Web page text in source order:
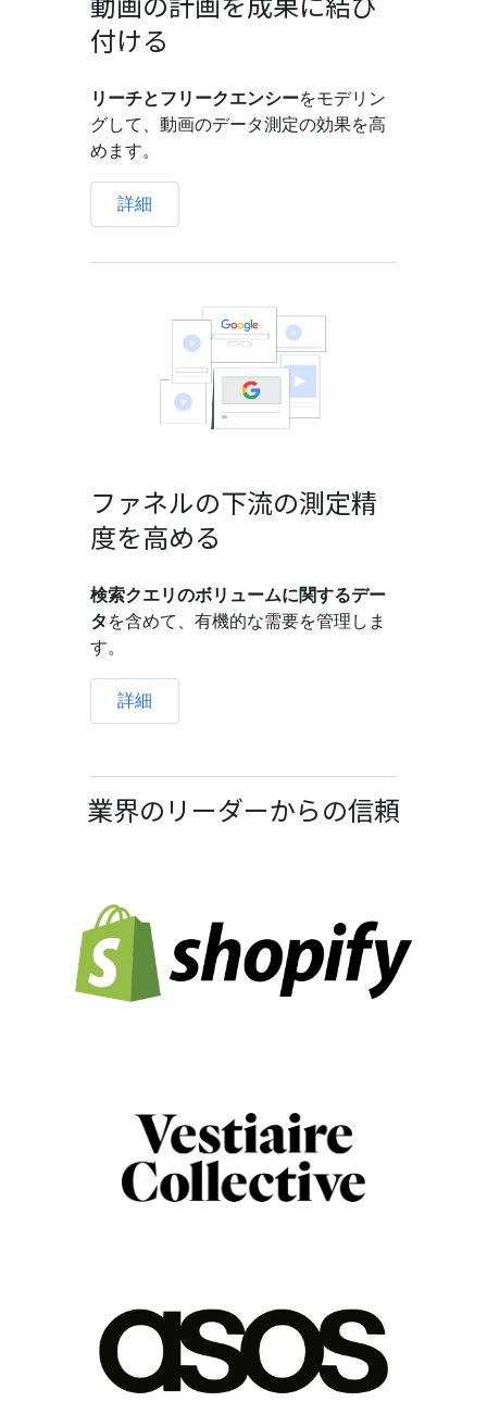
動画の計画を成果に結び
付ける
リーチとフリークエンシーをモデリン
グして、動画のデータ測定の効果を高
めます。
詳細
ファネルの下流の測定精
度を高める
検索クエリのボリュームに関するデー
タ を含めて、有機的な需要を管理しま
す。
詳細
業界のリーダーからの信頼